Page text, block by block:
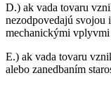
D.) ak vada tovaru
nezodpovedajú svojou
mechanickými vplyvmi
E.) ak vada tovaru
alebo zanedbaním